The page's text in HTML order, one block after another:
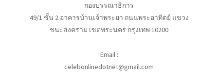
กองบรรณาธิการ
49/1 ชั้น 2 อาคารบ้านเจ้าพระยา ถนนพระอาทิตย์ แขวง
ชนะสงคราม เขตพระนคร กรุงเทพ 10200
Email :
celebonlinedotnet@gmail.com